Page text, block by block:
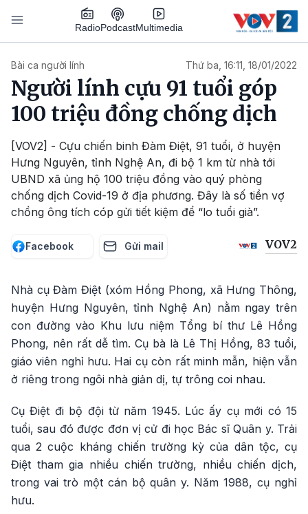
Nhảy đến nội dung
RadioPodcastMultimedia
Bài ca người lính Thứ ba, 16:11, 18/01/2022
Người lính cựu 91 tuổi góp
100 triệu đồng chống dịch
[VOV2] - Cựu chiến binh Đàm Điệt, 91 tuổi, ở huyện
Hưng Nguyên, tỉnh Nghệ An, đi bộ 1 km từ nhà tới
UBND xã ủng hộ 100 triệu đồng vào quý phòng
chống dịch Covid-19 ở địa phương. Đây là số tiền vợ
chồng ông tích cóp gửi tiết kiệm để “lo tuổi già”.
Facebook Gửi mail VOV2
Nhà cụ Đàm Điệt (xóm Hồng Phong, xã Hưng Thông,
huyện Hưng Nguyên, tỉnh Nghệ An) nằm ngay trên
con đường vào Khu lưu niệm Tổng bí thư Lê Hồng
Phong, nên rất dễ tìm. Cụ bà là Lê Thị Hồng, 83 tuổi,
giáo viên nghỉ hưu. Hai cụ còn rất minh mẫn, hiện vẫn
ở riêng trong ngôi nhà giản dị, tự trông coi nhau.
Cụ Điệt đi bộ đội từ năm 1945. Lúc ấy cụ mới có 15
tuổi, sau đó được đơn vị cử đi học Bác sĩ Quân y. Trải
qua 2 cuộc kháng chiến trường kỳ của dân tộc, cụ
Điệt tham gia nhiều chiến trường, nhiều chiến dịch,
trong vai trò một cán bộ quân y. Năm 1988, cụ nghỉ
hưu.